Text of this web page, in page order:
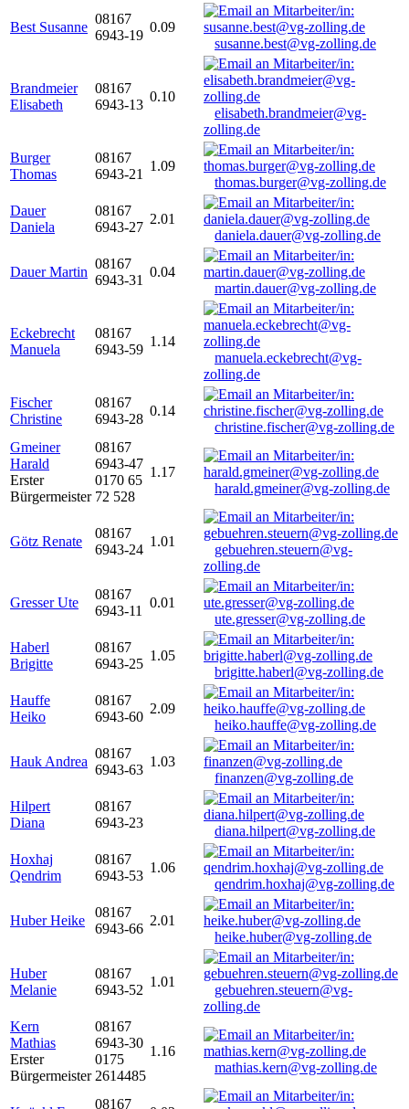
Best Susanne
08167
6943-19
0.09
susanne.best@vg-zolling.de
Brandmeier
Elisabeth
08167
6943-13
0.10
elisabeth.brandmeier@vg-
zolling.de
Burger
Thomas
08167
6943-21
1.09
thomas.burger@vg-zolling.de
Dauer
Daniela
08167
6943-27
2.01
daniela.dauer@vg-zolling.de
Dauer Martin
08167
6943-31
0.04
martin.dauer@vg-zolling.de
Eckebrecht
Manuela
08167
6943-59
1.14
manuela.eckebrecht@vg-
zolling.de
Fischer
Christine
08167
6943-28
0.14
christine.fischer@vg-zolling.de
Gmeiner
Harald
Erster
Bürgermeister
08167
6943-47
0170 65
72 528
1.17
harald.gmeiner@vg-zolling.de
Götz Renate
08167
6943-24
1.01
gebuehren.steuern@vg-
zolling.de
Gresser Ute
08167
6943-11
0.01
ute.gresser@vg-zolling.de
Haberl
Brigitte
08167
6943-25
1.05
brigitte.haberl@vg-zolling.de
Hauffe
Heiko
08167
6943-60
2.09
heiko.hauffe@vg-zolling.de
Hauk Andrea
08167
6943-63
1.03
finanzen@vg-zolling.de
Hilpert
Diana
08167
6943-23
diana.hilpert@vg-zolling.de
Hoxhaj
Qendrim
08167
6943-53
1.06
qendrim.hoxhaj@vg-zolling.de
Huber Heike
08167
6943-66
2.01
heike.huber@vg-zolling.de
Huber
Melanie
08167
6943-52
1.01
gebuehren.steuern@vg-
zolling.de
Kern
Mathias
Erster
Bürgermeister
08167
6943-30
0175
2614485
1.16
mathias.kern@vg-zolling.de
08167